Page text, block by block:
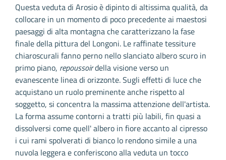
Questa veduta di Arosio è dipinto di altissima qualità, da
collocare in un momento di poco precedente ai maestosi
paesaggi di alta montagna che caratterizzano la fase
finale della pittura del Longoni. Le raffinate tessiture
chiaroscurali fanno perno nello slanciato albero scuro in
primo piano, repoussoirdella visione verso un
evanescente linea di orizzonte. Sugli effetti di luce che
acquistano un ruolo preminente anche rispetto al
soggetto, si concentra la massima attenzione dell'artista.
La forma assume contorni a tratti più labili, fin quasi a
dissolversi come quell' albero in fiore accanto al cipresso
i cui rami spolverati di bianco lo rendono simile a una
nuvola leggera e conferiscono alla veduta un tocco